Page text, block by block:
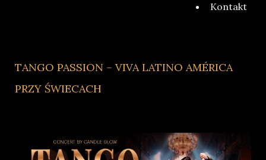
Kontakt
TANGO PASSION – VIVA LATINO AMÉRICA
PRZY ŚWIECACH